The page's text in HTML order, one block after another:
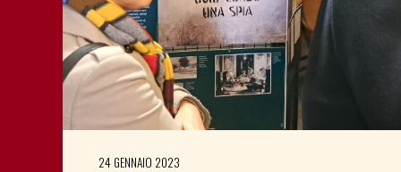
24 GENNAIO 2023